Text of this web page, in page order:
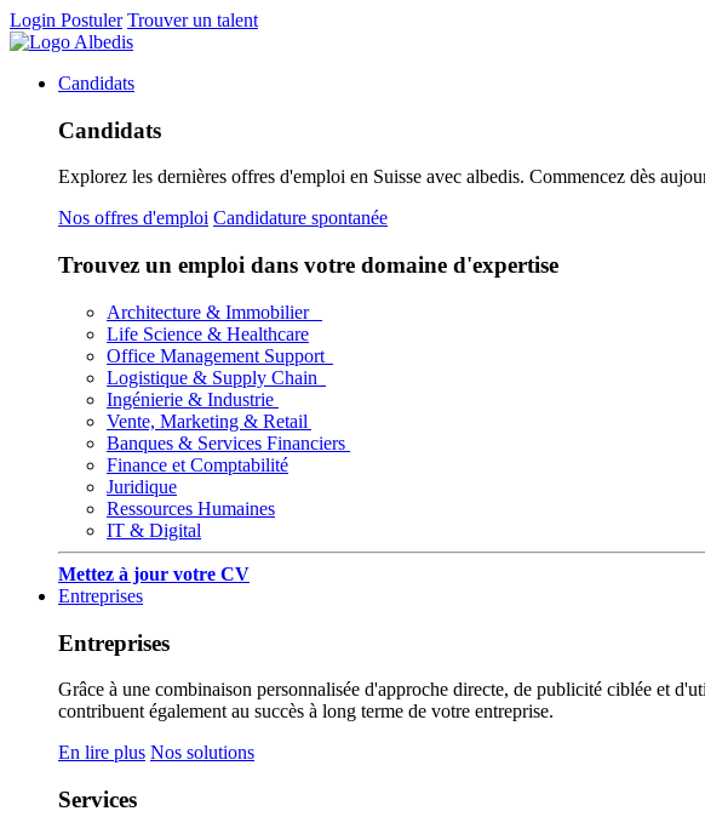
Login Postuler Trouver un talent
Candidats
Candidats
Explorez les dernières offres d'emploi en Suisse avec albedis. Commencez dès
Nos offres d'emploi Candidature spontanée
Trouvez un emploi dans votre domaine d'expertise
Architecture & Immobilier
Life Science & Healthcare
Office Management Support
Logistique & Supply Chain
Ingénierie & Industrie
Vente, Marketing & Retail
Banques & Services Financiers
Finance et Comptabilité
Juridique
Ressources Humaines
IT & Digital
Mettez à jour votre CV
Entreprises
Entreprises
Grâce à une combinaison personnalisée d'approche directe, de publicité ciblée et
contribuent également au succès à long terme de votre entreprise.
En lire plus Nos solutions
Services